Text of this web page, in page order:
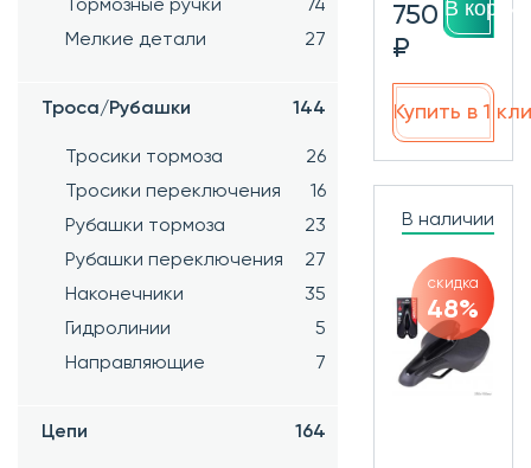
Тормозные ручки
74
Мелкие детали
27
Троса/Рубашки 144
Тросики тормоза
26
Тросики переключения
16
Рубашки тормоза
23
Рубашки переключения
27
Наконечники
35
Гидролинии
5
Направляющие
7
Цепи 164
750
₽
В
Купить в 1
В наличии
скидка
48%